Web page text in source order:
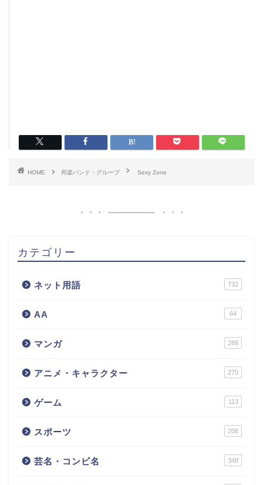
HOME 邦楽バンド・グループ Sexy Zone
カテゴリー
ネット用語 732
AA 64
マンガ 289
アニメ・キャラクター 270
ゲーム 113
スポーツ 208
芸名・コンビ名 348